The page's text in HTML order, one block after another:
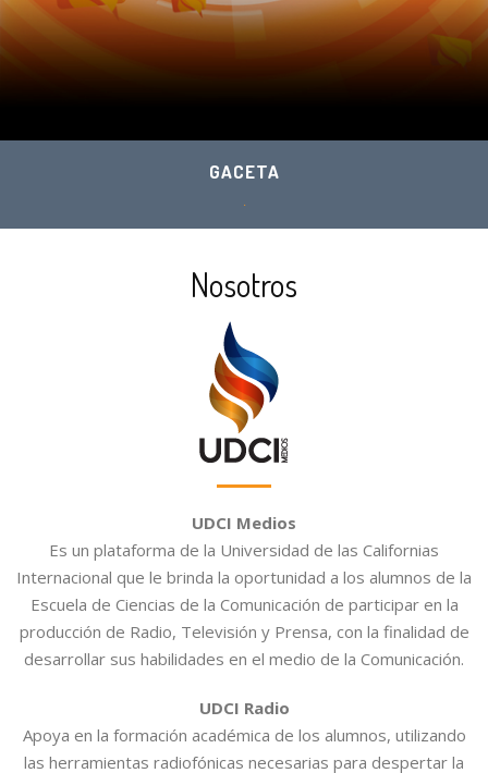
GACETA
.
Nosotros
UDCI Medios
Es un plataforma de la Universidad de las Californias
Internacional que le brinda la oportunidad a los alumnos de la
Escuela de Ciencias de la Comunicación de participar en la
producción de Radio, Televisión y Prensa, con la finalidad de
desarrollar sus habilidades en el medio de la Comunicación.
UDCI Radio
Apoya en la formación académica de los alumnos, utilizando
las herramientas radiofónicas necesarias para despertar la